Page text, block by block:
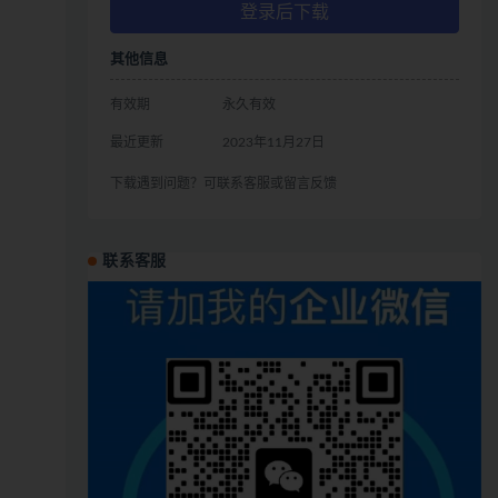
登录后下载
其他信息
有效期 永久有效
最近更新 2023年11月27日
下载遇到问题？可联系客服或留言反馈
联系客服